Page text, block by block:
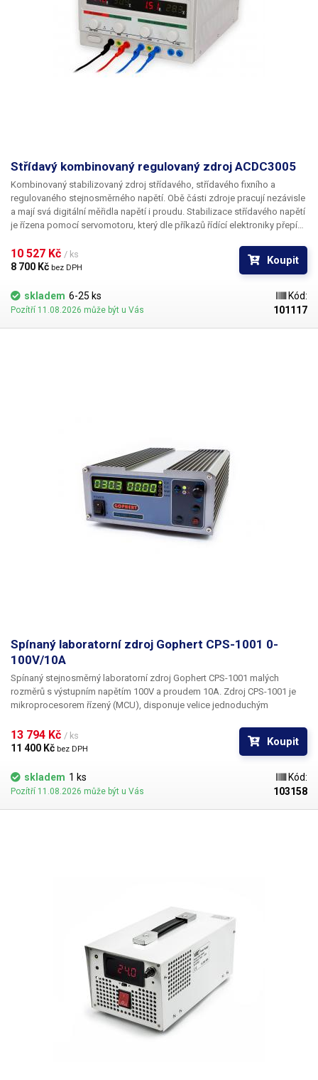
Střídavý kombinovaný regulovaný zdroj ACDC3005
Kombinovaný stabilizovaný zdroj střídavého, střídavého fixního a
regulovaného stejnosměrného napětí. Obě části zdroje pracují nezávisle
a mají svá digitální měřidla napětí i proudu. Stabilizace střídavého napětí
je řízena pomocí servomotoru, který dle příkazů řídící elektroniky přepíná
10 527 Kč / ks
8 700 Kč bez DPH
Koupit
skladem 6-25 ks
Pozítří 11.08.2026 může být u Vás
Kód:
101117
Spínaný laboratorní zdroj Gophert CPS-1001 0-
100V/10A
Spínaný stejnosměrný laboratorní zdroj Gophert CPS-1001 malých
rozměrů s výstupním napětím 100V a proudem 10A.
mikroprocesorem řízený (MCU), disponuje velice jednoduchým
napětí a zároveň volit desetinnou čárku, pro přesnější nastavení úrovní
napětí a proudu. Pro přepínání ovládání mezi proudem a napětím slouží
přepínač, umístěný vedle otočného regulátoru. Tento pulzní DC zdroj
disponuje dvěma segmentovými displeji zelené barvy, oba jsou
čtyřmístné, nechybí mu ani zámek ovládání nebo zobrazení aktuální
zobrazení výstupního výkonu ve Wattech. Zdroj umí pracovat v režimech
constant current (CV) a constant voltage (CV), aktuální stav je indikován
servisních krabic, do míst, kde je málo prostoru a pro aplikace, kde je
třeba zdroj často přenášet.
13 794 Kč / ks
11 400 Kč bez DPH
Koupit
skladem 1 ks
Pozítří 11.08.2026 může být u Vás
Kód:
103158